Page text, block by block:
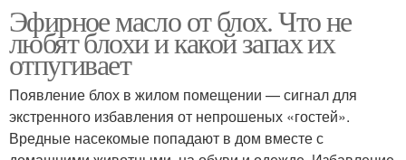
Эфирное масло от блох. Что не
любят блохи и какой запах их
отпугивает
Появление блох в жилом помещении — сигнал для
экстренного избавления от непрошеных «гостей».
Вредные насекомые попадают в дом вместе с